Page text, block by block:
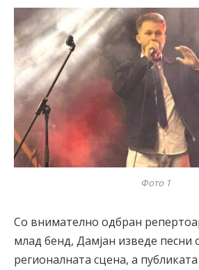
Фото 1
Со внимателно одбран
млад бенд, Дамјан изведе
регионалната сцена, а